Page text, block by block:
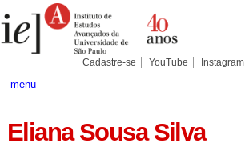
para
conteúdo.
Pessoais
Cadastre-se YouTube Instagram
menu
Eliana Sousa Silva